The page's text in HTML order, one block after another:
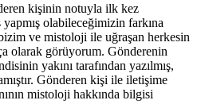
kişinin notuyla ilk kez
olabileceğimizin farkına
ve mistoloji ile uğraşan herkesin
olarak görüyorum. Gönderenin
yakını tarafından yazılmış,
Gönderen kişi ile iletişime
mistoloji hakkında bilgisi